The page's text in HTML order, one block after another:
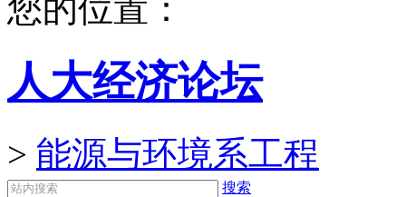
您的位置：
人大经济论坛
> 能源与环境系工程
搜索